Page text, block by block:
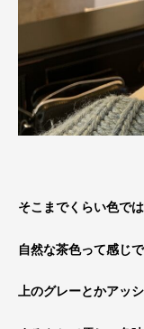
そこまでくらい色で
自然な茶色って感じで
上のグレーとかアッ